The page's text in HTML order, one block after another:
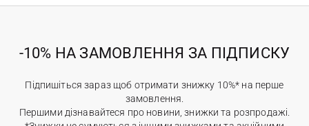
-10% НА ЗАМОВЛЕННЯ ЗА ПІДПИСКУ
Підпишіться зараз щоб отримати знижку 10%* на перше
замовлення.
Першими дізнавайтеся про новини, знижки та розпродажі.